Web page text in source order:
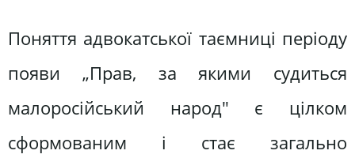
Поняття адвокатської таємниці періоду
появи „Прав, за якими судиться
малоросійський народ" є цілком
сформованим і стає загально